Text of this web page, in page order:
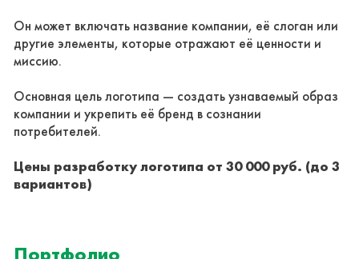
Он может включать название компании, её слоган или
другие элементы, которые отражают её ценности и
миссию.
Основная цель логотипа — создать узнаваемый образ
компании и укрепить её бренд в сознании
потребителей.
Цены разработку логотипа от 30 000 руб. (до 3
вариантов)
Портфолио